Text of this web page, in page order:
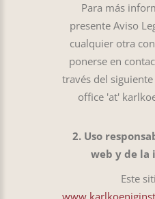
Para más
presente Aviso
cualquier otra
ponerse en
través del
office 'at'
2. Uso
web y de la
Este